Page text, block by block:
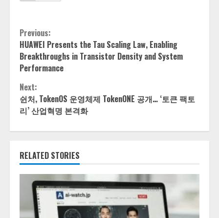
Continue
Reading
Previous:
HUAWEI Presents the Tau Scaling Law, Enabling
Breakthroughs in Transistor Density and System
Performance
Next:
쉰처, TokenOS 운영체제 TokenONE 공개… ‘토큰 팩토
리’ 산업혁명 본격화
RELATED STORIES